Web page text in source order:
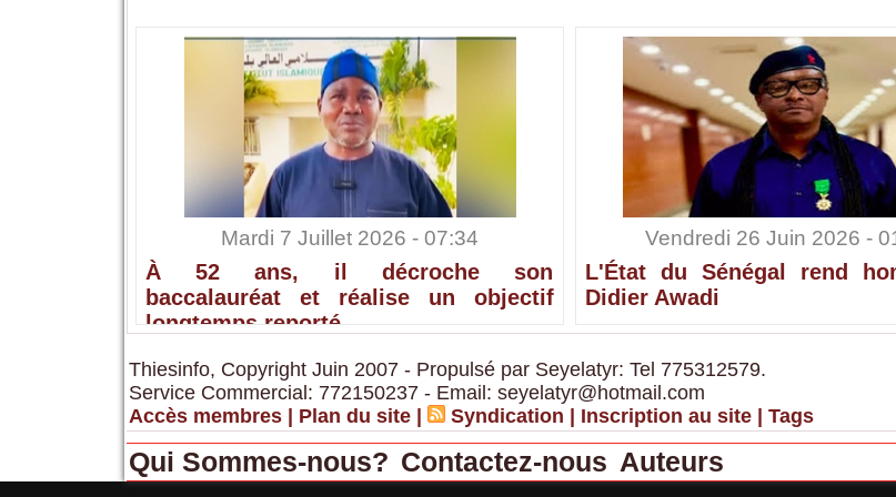
Mardi 7 Juillet 2026 - 07:34
À 52 ans, il décroche son
baccalauréat et réalise un objectif
longtemps reporté
Vendredi 26 Juin 2026 -
L'État du Sénégal rend
Didier Awadi
Thiesinfo, Copyright Juin 2007 - Propulsé par Seyelatyr: Tel 775312579.
Service Commercial: 772150237 - Email: seyelatyr@hotmail.com
Accès membres | Plan du site | Syndication | Inscription au site | Tags
Qui Sommes-nous? Contactez-nous Auteurs